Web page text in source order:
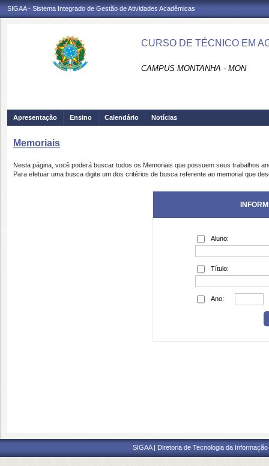
SIGAA - Sistema Integrado de Gestão de Atividades Acadêmicas
CURSO DE TÉCNICO EM
CAMPUS MONTANHA - MON
Apresentação Ensino Calendário Notícias
Memoriais
Nesta página, você poderá buscar todos os Memoriais que possuem seus trabalhos
Para efetuar uma busca digite um dos critérios de busca referente ao memorial que
Aluno:
Título:
Ano:
SIGAA | Diretoria de Tecnologia da